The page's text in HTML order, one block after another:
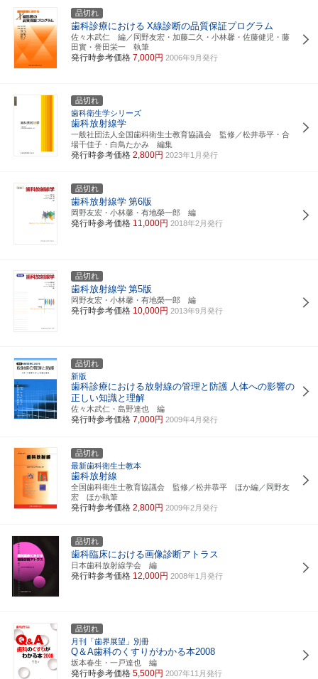
品切れ
歯科診療における X線診断の品質保証プログラム
佐々木武仁 編／岡野友宏・加藤二久・小林馨・佐藤健児・藤
田實・誉田栄一 執筆
発行時参考価格 7,000円 2006年9月発行
品切れ
歯科衛生学シリーズ
歯科放射線学
一般社団法人全国歯科衛生士教育協議会 監修／松井恭平・合
場千佳子・白鳥たかみ 編集
発行時参考価格 2,800円 2023年1月発行
品切れ
歯科放射線学 第6版
岡野友宏・小林馨・有地榮一郎 編
発行時参考価格 11,000円 2018年2月発行
品切れ
歯科放射線学 第5版
岡野友宏・小林馨・有地榮一郎 編
発行時参考価格 10,000円 2013年9月発行
品切れ
新版
歯科診療における放射線の管理と防護 人体への影響の
正しい知識と理解
佐々木武仁・島野達也 編
発行時参考価格 7,000円 2009年4月発行
品切れ
最新歯科衛生士教本
歯科放射線
全国歯科衛生士教育協議会 監修／松井恭平 ほか編／岡野友
宏 ほか執筆
発行時参考価格 2,800円 2009年2月発行
品切れ
歯科臨床における画像診断アトラス
日本歯科放射線学会 編
発行時参考価格 12,000円 2008年1月発行
品切れ
月刊「歯界展望」別冊
Q＆A歯科のくすりがわかる本2008
坂本春生・一戸達也 編
発行時参考価格 5,500円 2007年11月発行